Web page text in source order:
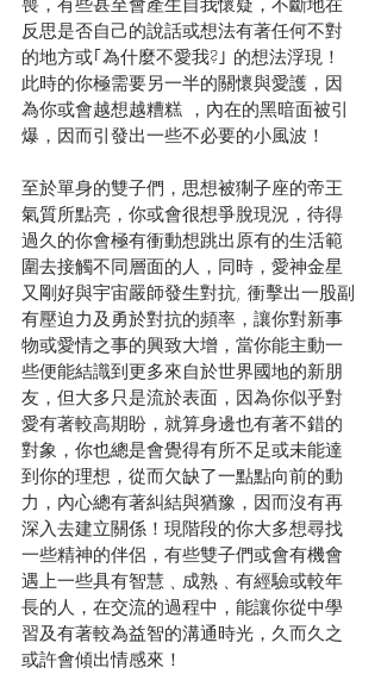
喪，有些甚至會產生自我懷疑，不斷地在
反思是否自己的說話或想法有著任何不對
的地方或｢為什麼不愛我?｣ 的想法浮現！
此時的你極需要另一半的關懷與愛護，因
為你或會越想越糟糕 ，內在的黑暗面被引
爆，因而引發出一些不必要的小風波！
至於單身的雙子們，思想被猘子座的帝王
氣質所點亮，你或會很想爭脫現況，待得
過久的你會極有衝動想跳出原有的生活範
圍去接觸不同層面的人，同時，愛神金星
又剛好與宇宙嚴師發生對抗, 衝擊出一股副
有壓迫力及勇於對抗的頻率，讓你對新事
物或愛情之事的興致大增，當你能主動一
些便能結識到更多來自於世界國地的新朋
友，但大多只是流於表面，因為你似乎對
愛有著較高期盼，就算身邊也有著不錯的
對象，你也總是會覺得有所不足或未能達
到你的理想，從而欠缺了一點點向前的動
力，內心總有著糾結與猶豫，因而沒有再
深入去建立關係！現階段的你大多想尋找
一些精神的伴侶，有些雙子們或會有機會
遇上一些具有智慧﹑成熟﹑有經驗或較年
長的人，在交流的過程中，能讓你從中學
習及有著較為益智的溝通時光，久而久之
或許會傾出情感來！